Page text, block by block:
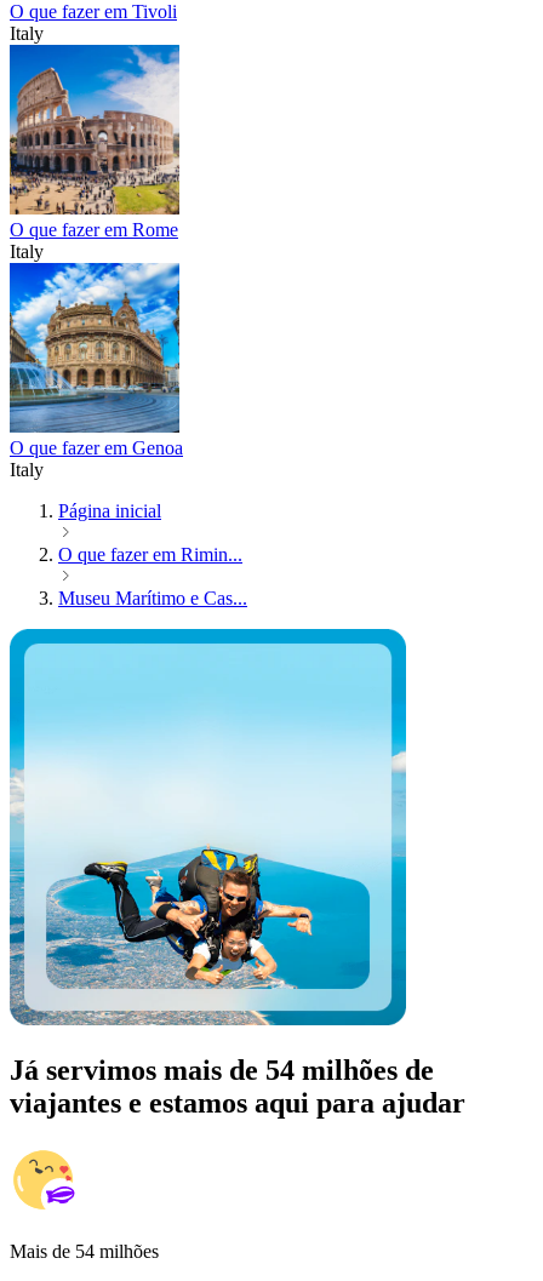
O que fazer em Tivoli
Italy
O que fazer em Rome
Italy
O que fazer em Genoa
Italy
Página inicial
O que fazer em Rimin...
Museu Marítimo e Cas...
Já servimos mais de 54 milhões de
viajantes e estamos aqui para ajudar
Mais de 54 milhões